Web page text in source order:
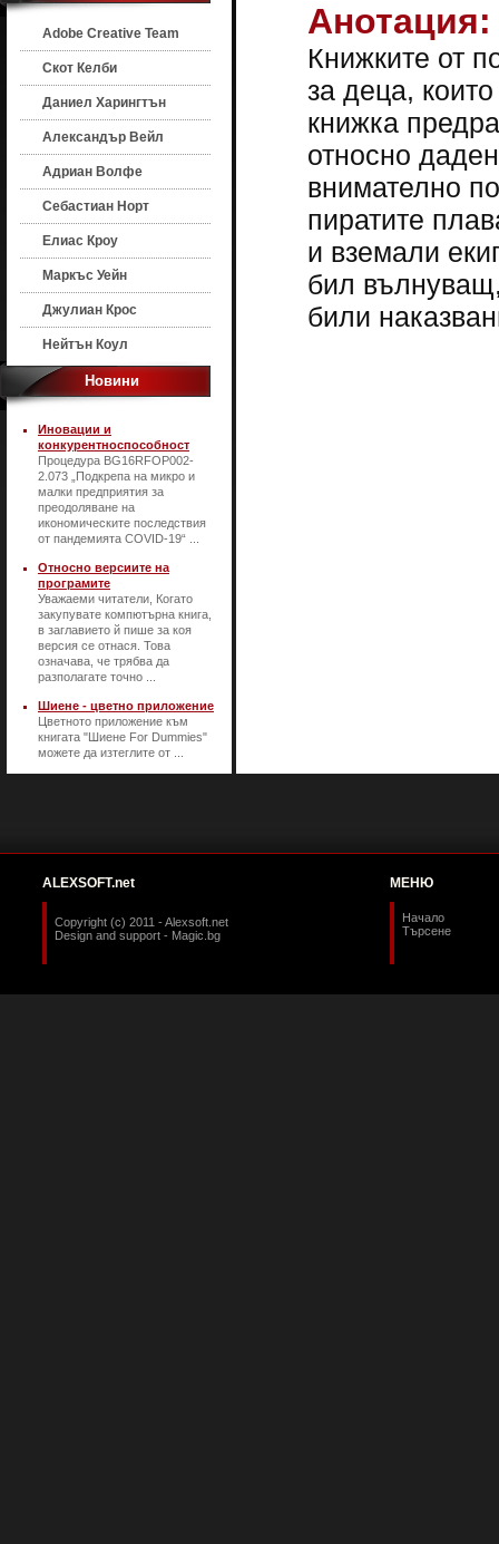
Adobe Creative Team
Скот Келби
Даниел Харингтън
Александър Вейл
Адриан Волфе
Себастиан Норт
Елиас Кроу
Маркъс Уейн
Джулиан Крос
Нейтън Коул
Новини
Иновации и
конкурентноспособност
Процедура BG16RFOP002-
2.073 „Подкрепа на микро и
малки предприятия за
преодоляване на
икономическите последствия
от пандемията COVID-19“ ...
Относно версиите на
програмите
Уважаеми читатели, Когато
закупувате компютърна книга,
в заглавието й пише за коя
версия се отнася. Това
означава, че трябва да
разполагате точно ...
Шиене - цветно приложение
Цветното приложение към
книгата "Шиене For Dummies"
можете да изтеглите от ...
Анотация:
Книжките от
за деца,
книжка
относно
внимателно
пиратите
и вземали
бил
били
ALEXSOFT.net
Copyright (c) 2011 - Alexsoft.net
Design and support - Magic.bg
МЕНЮ
Начало
Търсене